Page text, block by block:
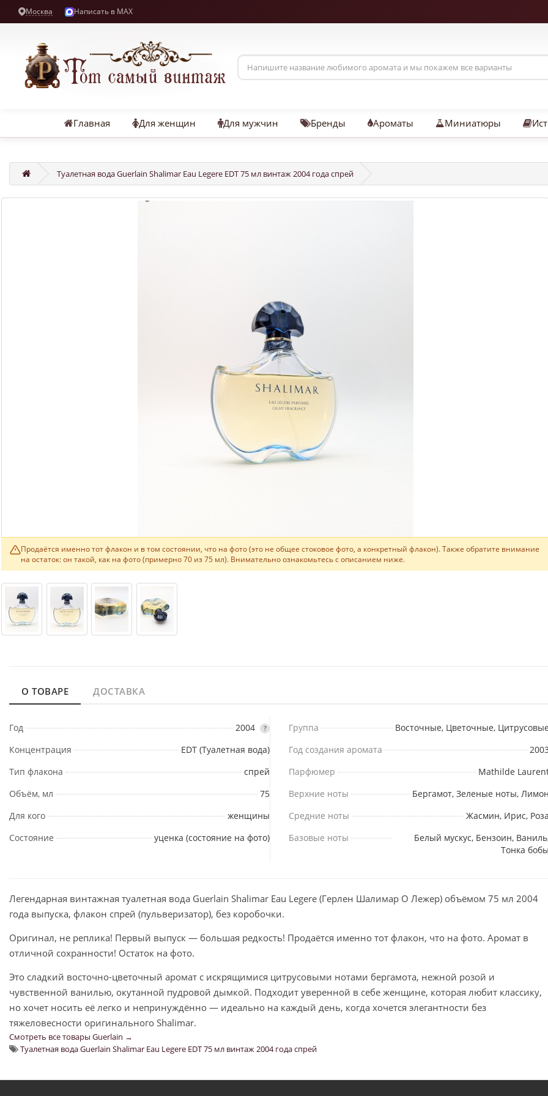
Москва Написать в MAX
Главная Для женщин Для мужчин Бренды Ароматы Миниатюры
Туалетная вода Guerlain Shalimar Eau Legere EDT 75 мл винтаж 2004 года спрей
Продаётся именно тот флакон и в том состоянии, что на фото (это не общее стоковое фото, а конкретный флакон). Также обратите внимание
на остаток: он такой, как на фото (примерно 70 из 75 мл). Внимательно ознакомьтесь с описанием ниже.
О ТОВАРЕ ДОСТАВКА
Год 2004 ?
Концентрация
EDT (Туалетная вода)
Тип флакона
спрей
Объём, мл
75
Для кого
женщины
Состояние
уценка (состояние на фото)
Группа
Восточные, Цветочные, Цитрусовые
Год создания аромата
Парфюмер
Mathilde
Верхние ноты
Бергамот, Зеленые ноты, Лимон
Средние ноты
Жасмин, Ирис, Роза
Базовые ноты
Белый мускус, Бензоин,
Тонка бобы
Легендарная винтажная туалетная вода Guerlain Shalimar Eau Legere (Герлен Шалимар О Лежер) объёмом 75 мл 2004
года выпуска, флакон спрей (пульверизатор), без коробочки.
Оригинал, не реплика! Первый выпуск — большая редкость! Продаётся именно тот флакон, что на фото. Аромат в
отличной сохранности! Остаток на фото.
Это сладкий восточно-цветочный аромат с искрящимися цитрусовыми нотами бергамота, нежной розой и
чувственной ванилью, окутанной пудровой дымкой. Подходит уверенной в себе женщине, которая любит классику,
но хочет носить её легко и непринуждённо — идеально на каждый день, когда хочется элегантности без
тяжеловесности оригинального Shalimar.
Смотреть все товары Guerlain →
Туалетная вода Guerlain Shalimar Eau Legere EDT 75 мл винтаж 2004 года спрей